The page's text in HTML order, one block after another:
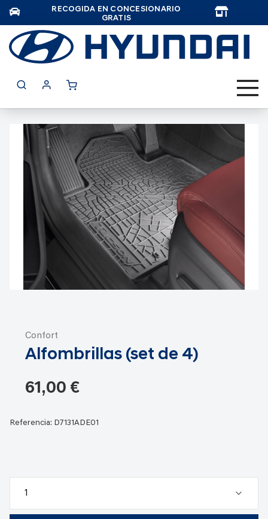
RECOGIDA EN CONCESIONARIO
GRATIS
Confort
Alfombrillas (set de 4)
61,00 €
Referencia: D7131ADE01
Saltar
final
galería
imágenes
comienzo
galería